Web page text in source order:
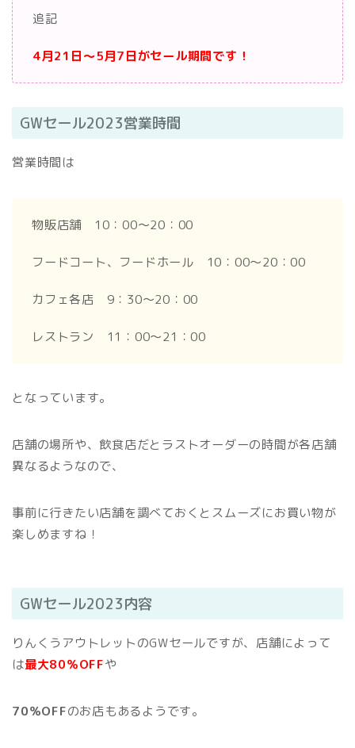
追記
4月21日～5月7日がセール期間です！
GWセール2023営業時間
営業時間は
物販店舗 10：00～20：00
フードコート、フードホール 10：00～20：00
カフェ各店 9：30～20：00
レストラン 11：00～21：00
となっています。
店舗の場所や、飲食店だとラストオーダーの時間が各店舗
異なるようなので、
事前に行きたい店舗を調べておくとスムーズにお買い物が
楽しめますね！
GWセール2023内容
りんくうアウトレットのGWセールですが、店舗によって
は最大80％OFFや
70％OFFのお店もあるようです。